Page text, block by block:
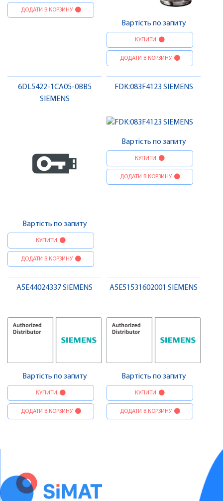
ДОДАТИ В КОРЗИНУ
Вартість по запиту
КУПИТИ
ДОДАТИ В КОРЗИНУ
6DL5422-1CA05-0BB5
SIEMENS
Вартість по запиту
КУПИТИ
ДОДАТИ В КОРЗИНУ
FDK:083F4123 SIEMENS
Вартість по запиту
КУПИТИ
ДОДАТИ В КОРЗИНУ
A5E44024337 SIEMENS
Вартість по запиту
КУПИТИ
ДОДАТИ В КОРЗИНУ
A5E51531602001 SIEMENS
Вартість по запиту
КУПИТИ
ДОДАТИ В КОРЗИНУ